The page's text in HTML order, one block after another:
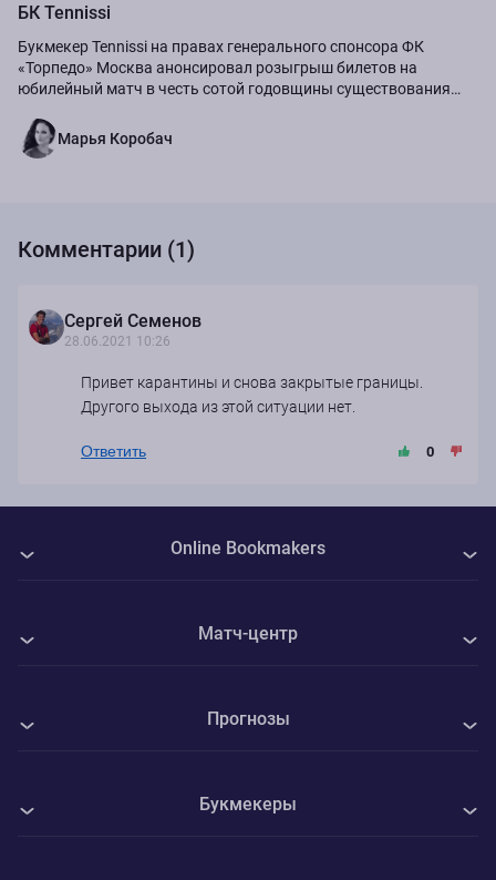
БК Tennissi
Букмекер Tennissi на правах генерального спонсора ФК
«Торпедо» Москва анонсировал розыгрыш билетов на
юбилейный матч в честь сотой годовщины существования
Марья Коробач
Комментарии (1)
Сергей Семенов
28.06.2021 10:26
Привет карантины и снова закрытые границы.
Другого выхода из этой ситуации нет.
Ответить 0
Букмекеры
Прогнозы
Матч-центр
ФК Интер - Вадуц
Online Bookmakers
Контакты
Конфиденциальность